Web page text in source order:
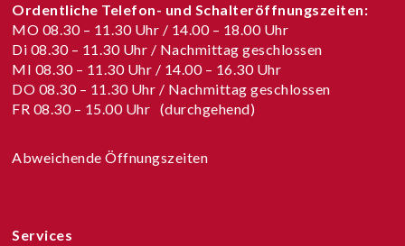
Ordentliche Telefon- und Schalteröffnungszeiten:
MO 08.30 – 11.30 Uhr / 14.00 – 18.00 Uhr
Di 08.30 – 11.30 Uhr / Nachmittag geschlossen
MI 08.30 – 11.30 Uhr / 14.00 – 16.30 Uhr
DO 08.30 – 11.30 Uhr / Nachmittag geschlossen
FR 08.30 – 15.00 Uhr (durchgehend)
Abweichende Öffnungszeiten
Services